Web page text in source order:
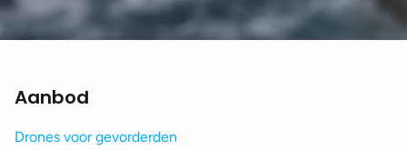
Aanbod
Drones voor gevorderden